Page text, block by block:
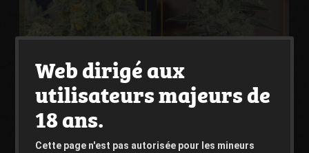
Amnesia Lemon
Depuis26.00€
Original Amnesia
SILENT SEEDS
Web dirigé aux
utilisateurs majeurs de
18 ans.
Cette page n'est pas autorisée pour les mineurs